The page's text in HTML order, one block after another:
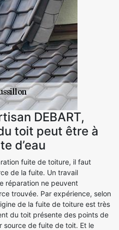
DEBART,
toit peut être à
d’eau
fuite de toiture, il faut
de la fuite. Un travail
réparation ne peuvent
trouvée. Par expérience, selon
de la fuite de toiture est très
du toit présente des points de
source de fuite de toit. Et le